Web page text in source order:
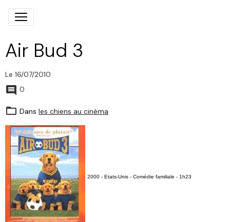
Air Bud 3
Le 16/07/2010
0
Dans les chiens au cinéma
2000 - Etats-Unis - Comédie familiale - 1h23